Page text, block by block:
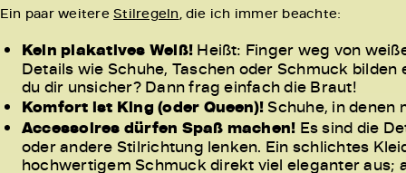
Ein paar weitereStilregeln, die ich immer beachte:
Kein plakatives Weiß! Heißt: Finger weg von
Details wie Schuhe, Taschen oder Schmuck
du dir unsicher? Dann frag einfach die Braut!
Komfort ist King (oder Queen)! Schuhe, in denen
Accessoires dürfen Spaß machen! Es sind die
oder andere Stilrichtung lenken. Ein schlichtes
hochwertigem Schmuck direkt viel eleganter aus;